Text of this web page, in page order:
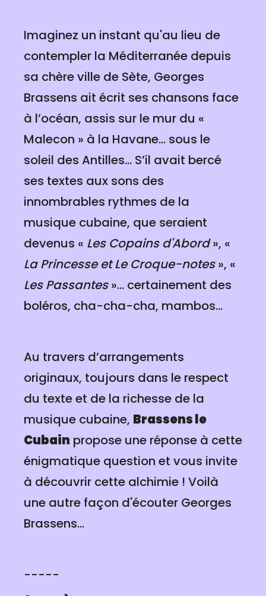
Imaginez un instant qu'au lieu de
contempler la Méditerranée depuis
sa chère ville de Sète, Georges
Brassens ait écrit ses chansons face
à l’océan, assis sur le mur du «
Malecon » à la Havane... sous le
soleil des Antilles... S’il avait bercé
ses textes aux sons des
innombrables rythmes de la
musique cubaine, que seraient
devenus « Les Copains d'Abord», «
La Princesse et Le Croque-notes», «
Les Passantes»... certainement des
boléros, cha-cha-cha, mambos...
Au travers d’arrangements
originaux, toujours dans le respect
du texte et de la richesse de la
musique cubaine, Brassens le
Cubain propose une réponse à cette
énigmatique question et vous invite
à découvrir cette alchimie ! Voilà
une autre façon d'écouter Georges
Brassens...
-----